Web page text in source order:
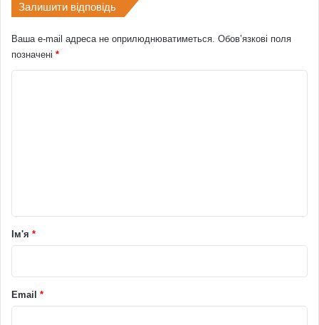
Залишити відповідь
Ваша e-mail адреса не оприлюднюватиметься. Обов’язкові поля
позначені *
рІм'я *
Email *